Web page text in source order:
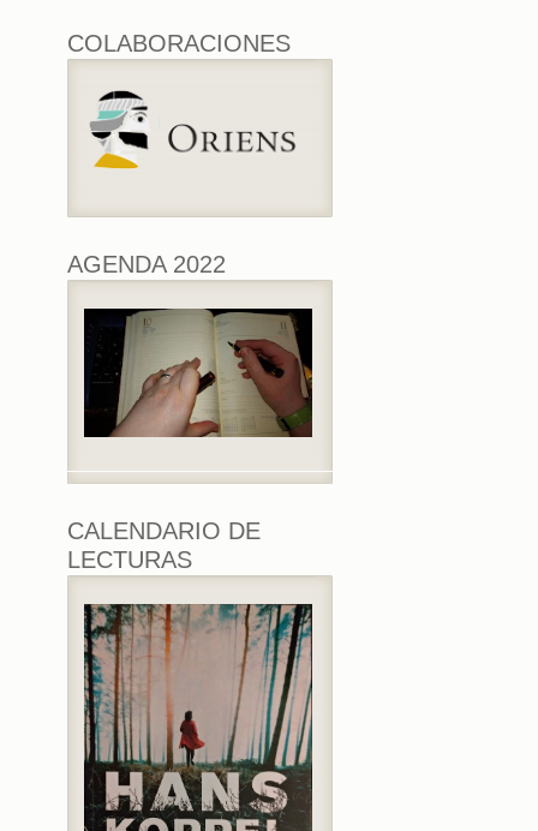
COLABORACIONES
AGENDA 2022
CALENDARIO DE
LECTURAS